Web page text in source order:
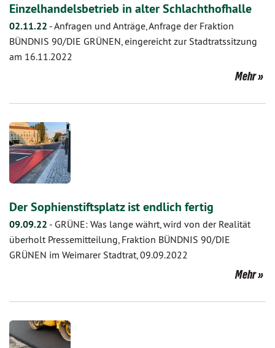
Einzelhandelsbetrieb in alter Schlachthofhalle
02.11.22 -Anfragen und Anträge, Anfrage der Fraktion
BÜNDNIS 90/DIE GRÜNEN, eingereicht zur Stadtratssitzung
am 16.11.2022
Mehr
Der Sophienstiftsplatz ist endlich fertig
09.09.22 - GRÜNE: Was lange währt, wird von der Realität
überholt Pressemitteilung, Fraktion BÜNDNIS 90/DIE
GRÜNEN im Weimarer Stadtrat, 09.09.2022
Mehr